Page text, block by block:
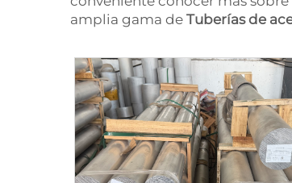
amplia gama de Tuberías de